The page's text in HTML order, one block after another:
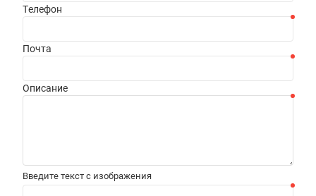
Телефон
Почта
Описание
Введите текст с изображения